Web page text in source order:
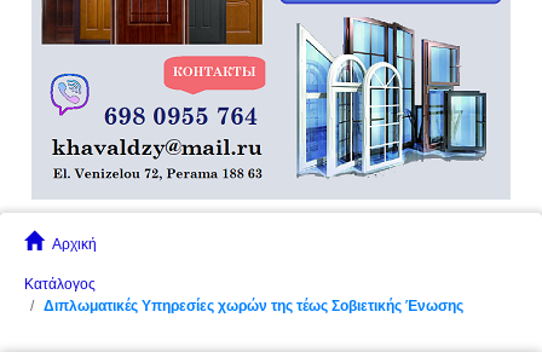
Αρχική
Κατάλογος
Διπλωματικές Υπηρεσίες χωρών της τέως Σοβιετικής Ένωσης